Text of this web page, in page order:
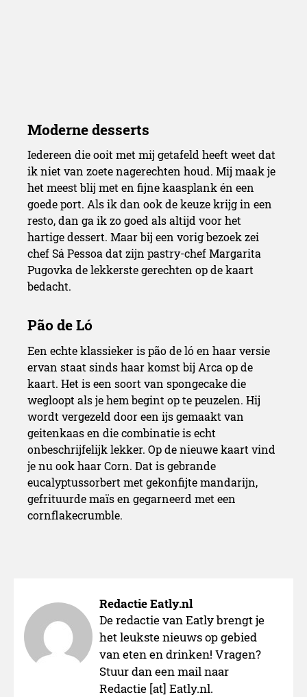
Iedereen die ooit met mij getafeld heeft weet dat
ik niet van zoete nagerechten houd. Mij maak je
het meest blij met en fijne kaasplank én een
goede port. Als ik dan ook de keuze krijg in een
resto, dan ga ik zo goed als altijd voor het
hartige dessert. Maar bij een vorig bezoek zei
chef Sá Pessoa dat zijn pastry-chef Margarita
Pugovka de lekkerste gerechten op de kaart
bedacht.
Een echte klassieker is pão de ló en haar versie
ervan staat sinds haar komst bij Arca op de
kaart. Het is een soort van spongecake die
wegloopt als je hem begint op te peuzelen. Hij
wordt vergezeld door een ijs gemaakt van
geitenkaas en die combinatie is echt
onbeschrijfelijk lekker. Op de nieuwe kaart vind
je nu ook haar Corn. Dat is gebrande
eucalyptussorbert met gekonfijte mandarijn,
gefrituurde maïs en gegarneerd met een
cornflakecrumble.
Redactie Eatly.nl
De redactie van Eatly brengt je
het leukste nieuws op gebied
van eten en drinken! Vragen?
Stuur dan een mail naar
Redactie [at] Eatly.nl.